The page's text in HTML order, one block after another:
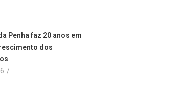
Penha faz 20 anos em
dos
/